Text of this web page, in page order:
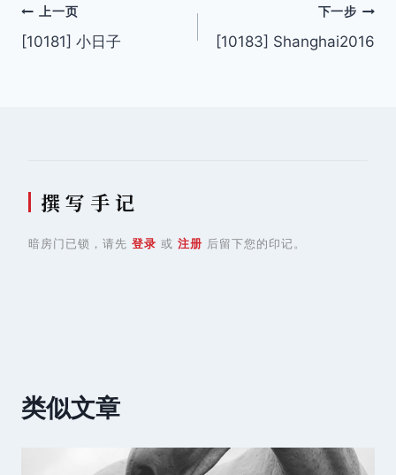
文
章
上一页
[10181] 小日子
下一步
[10183] Shanghai2016
撰 写 手 记
暗房门已锁，请先 登录 或 注册 后留下您的印记。
类似文章